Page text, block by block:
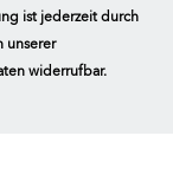
ist jederzeit durch
unserer
widerrufbar.